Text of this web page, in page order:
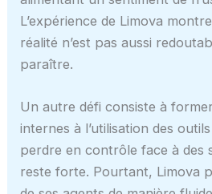
L’expérience de Limova
réalité n’est pas aussi
paraître.
Un autre défi consiste à
internes à l’utilisation des
perdre en contrôle face à des
reste forte. Pourtant, Limova